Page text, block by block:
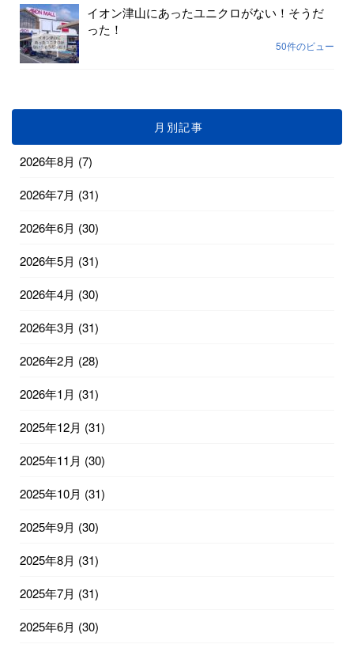
イオン津山にあったユニクロがない！そうだ
った！
50件のビュー
月別記事
2026年8月 (7)
2026年7月 (31)
2026年6月 (30)
2026年5月 (31)
2026年4月 (30)
2026年3月 (31)
2026年2月 (28)
2026年1月 (31)
2025年12月 (31)
2025年11月 (30)
2025年10月 (31)
2025年9月 (30)
2025年8月 (31)
2025年7月 (31)
2025年6月 (30)